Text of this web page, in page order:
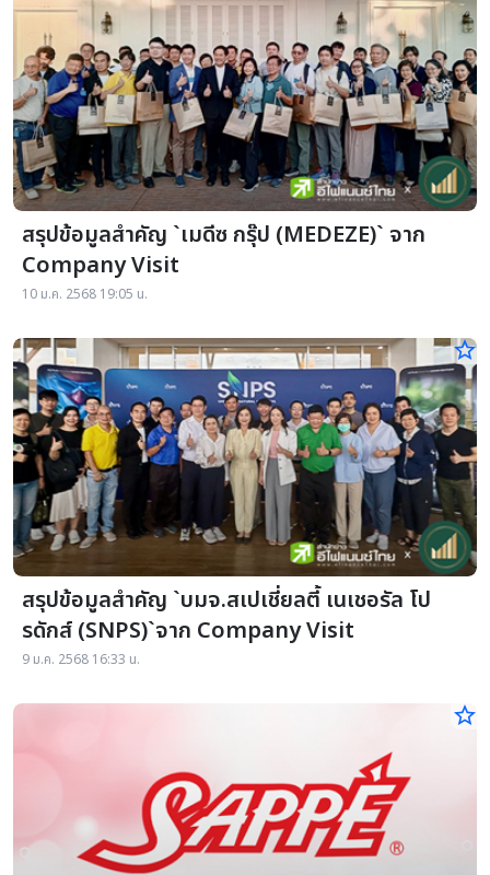
สรุปข้อมูลสำคัญ `เมดีซ กรุ๊ป (MEDEZE)` จาก
Company Visit
10 ม.ค. 2568 19:05 น.
star_border
สรุปข้อมูลสำคัญ `บมจ.สเปเชี่ยลตี้ เนเชอรัล โป
รดักส์ (SNPS)`จาก Company Visit
9 ม.ค. 2568 16:33 น.
star_border